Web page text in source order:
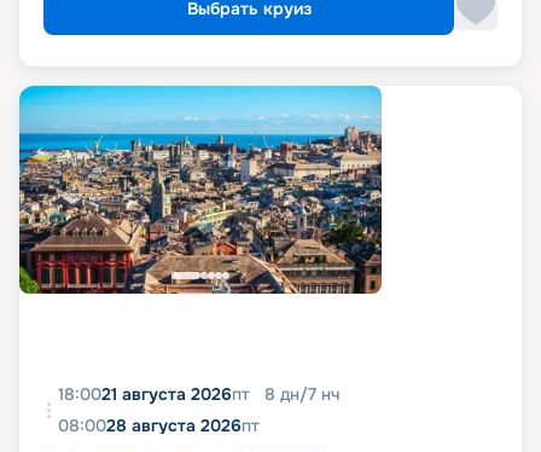
Выбрать круиз
18:0021 августа 2026пт 8 дн/7 нч
08:0028 августа 2026пт